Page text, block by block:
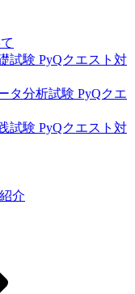
試験 PyQクエスト対
タ分析試験 PyQクエ
試験 PyQクエスト対
介